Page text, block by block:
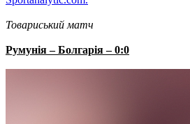
Товариський матч
Румунія – Болгарія – 0:0